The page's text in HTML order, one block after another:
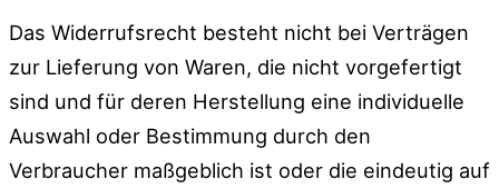
Das Widerrufsrecht besteht nicht bei Verträgen
zur Lieferung von Waren, die nicht vorgefertigt
sind und für deren Herstellung eine individuelle
Auswahl oder Bestimmung durch den
Verbraucher maßgeblich ist oder die eindeutig auf